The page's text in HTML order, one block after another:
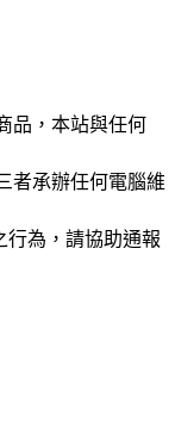
品，本站與任何
者承辦任何電腦維
為，請協助通報